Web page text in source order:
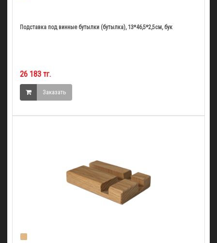
Подставка под винные бутылки (бутылка), 13*46,5*2,5см, бук
26 183 тг.
Заказать